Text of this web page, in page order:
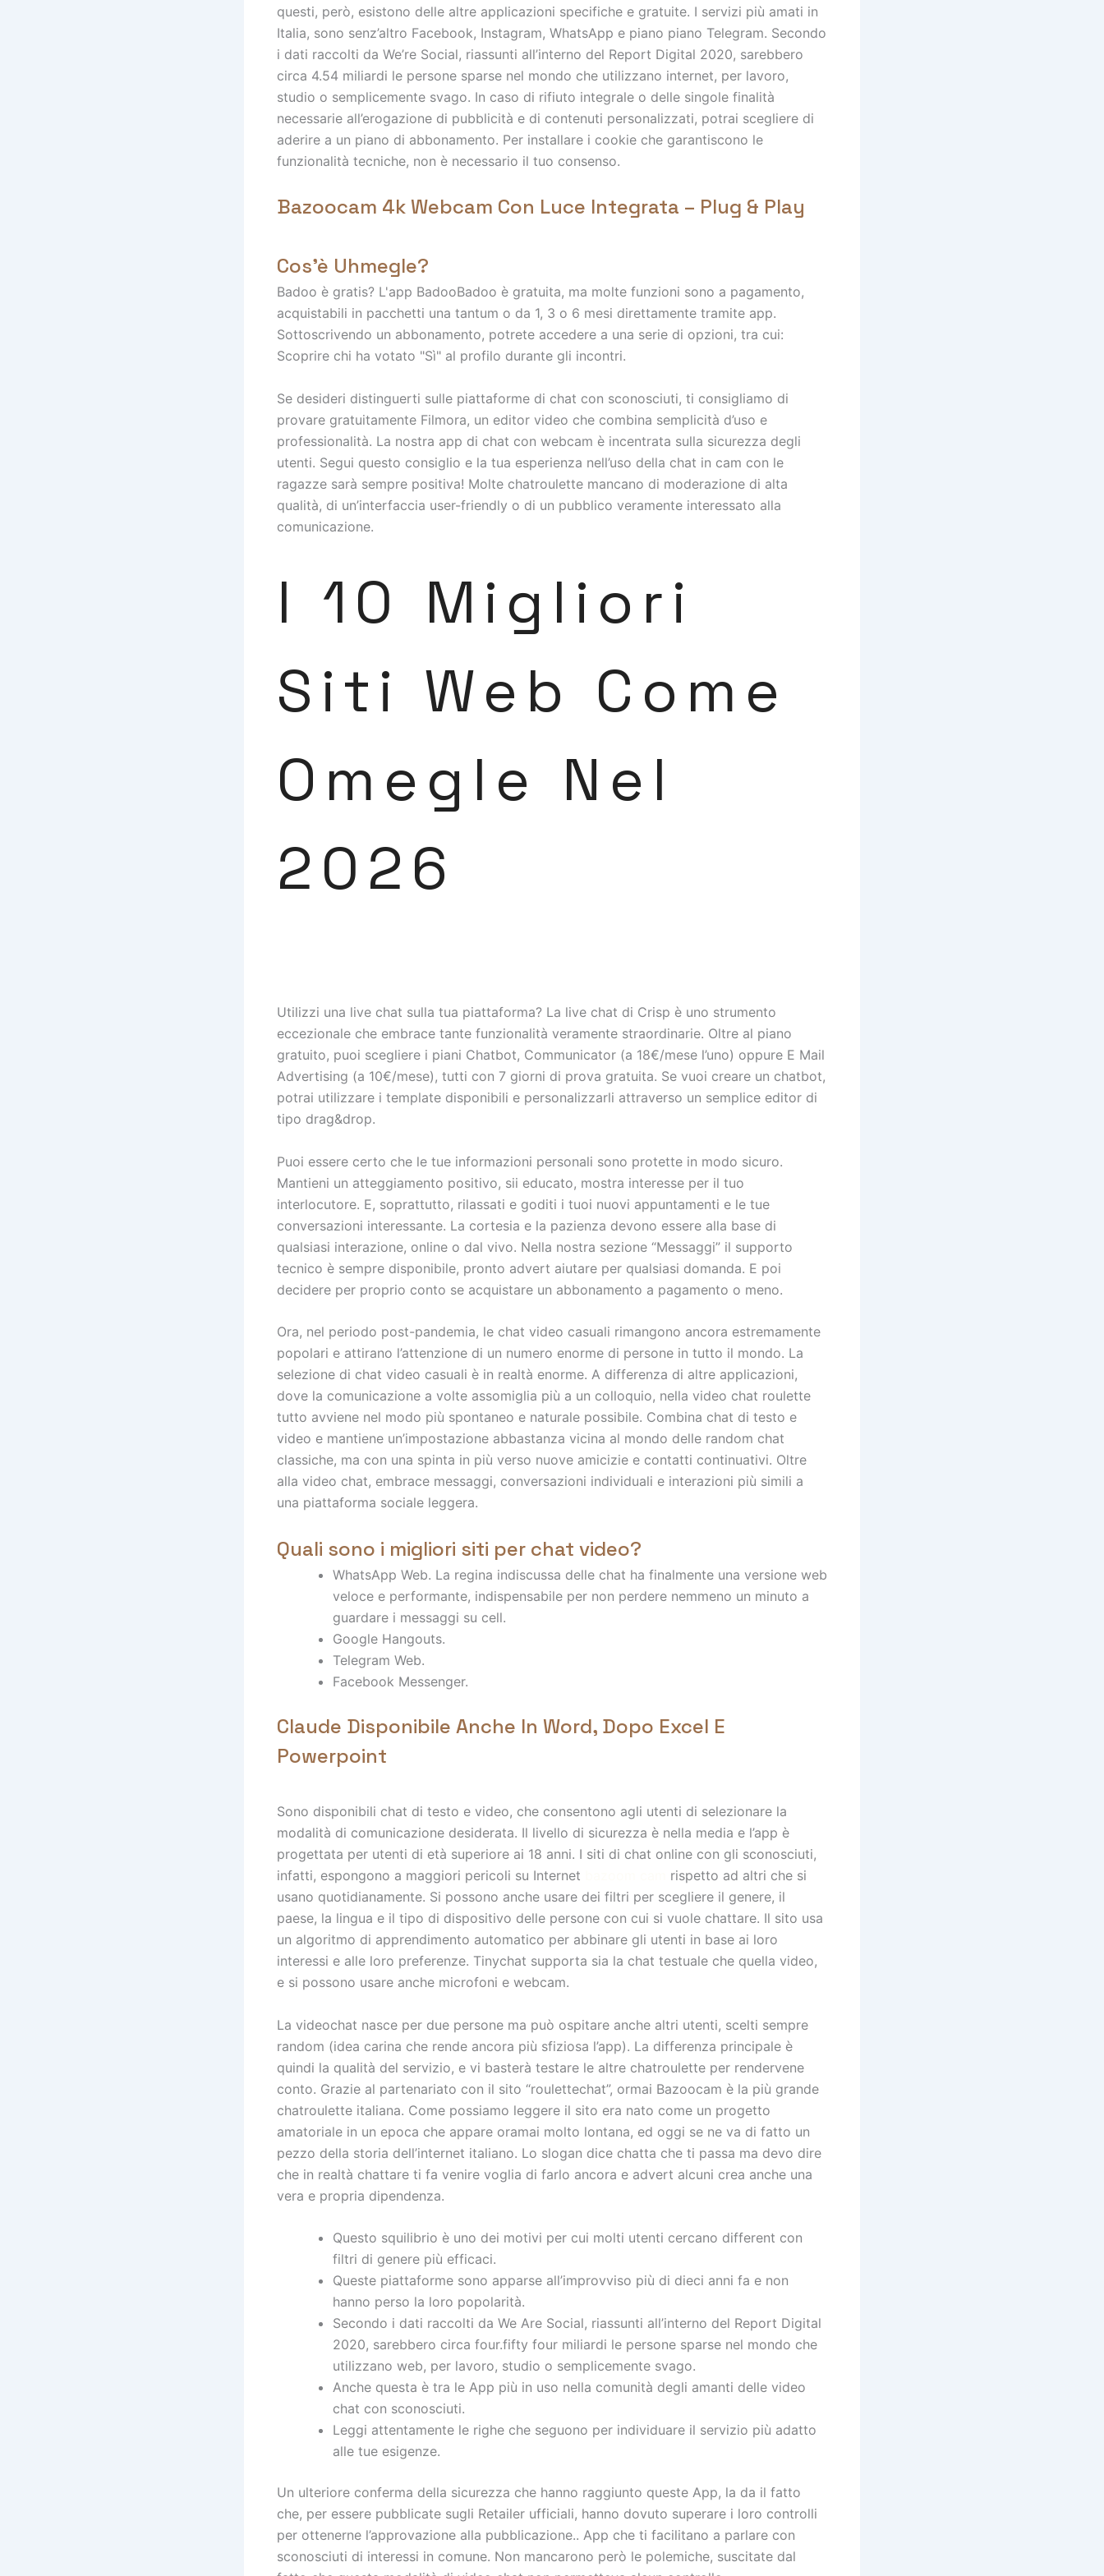
questi, però, esistono delle altre applicazioni specifiche e gratuite. I servizi più amati in
Italia, sono senz’altro Facebook, Instagram, WhatsApp e piano piano Telegram. Secondo
i dati raccolti da We’re Social, riassunti all’interno del Report Digital 2020, sarebbero
circa 4.54 miliardi le persone sparse nel mondo che utilizzano internet, per lavoro,
studio o semplicemente svago. In caso di rifiuto integrale o delle singole finalità
necessarie all’erogazione di pubblicità e di contenuti personalizzati, potrai scegliere di
aderire a un piano di abbonamento. Per installare i cookie che garantiscono le
funzionalità tecniche, non è necessario il tuo consenso.
Bazoocam 4k Webcam Con Luce Integrata – Plug & Play
Cos’è Uhmegle?
Badoo è gratis? L'app BadooBadoo è gratuita, ma molte funzioni sono a pagamento,
acquistabili in pacchetti una tantum o da 1, 3 o 6 mesi direttamente tramite app.
Sottoscrivendo un abbonamento, potrete accedere a una serie di opzioni, tra cui:
Scoprire chi ha votato "Sì" al profilo durante gli incontri.
Se desideri distinguerti sulle piattaforme di chat con sconosciuti, ti consigliamo di
provare gratuitamente Filmora, un editor video che combina semplicità d’uso e
professionalità. La nostra app di chat con webcam è incentrata sulla sicurezza degli
utenti. Segui questo consiglio e la tua esperienza nell’uso della chat in cam con le
ragazze sarà sempre positiva! Molte chatroulette mancano di moderazione di alta
qualità, di un’interfaccia user-friendly o di un pubblico veramente interessato alla
comunicazione.
I 10 Migliori
Siti Web Come
Omegle Nel
2026
Utilizzi una live chat sulla tua piattaforma? La live chat di Crisp è uno strumento
eccezionale che embrace tante funzionalità veramente straordinarie. Oltre al piano
gratuito, puoi scegliere i piani Chatbot, Communicator (a 18€/mese l’uno) oppure E Mail
Advertising (a 10€/mese), tutti con 7 giorni di prova gratuita. Se vuoi creare un chatbot,
potrai utilizzare i template disponibili e personalizzarli attraverso un semplice editor di
tipo drag&drop.
Puoi essere certo che le tue informazioni personali sono protette in modo sicuro.
Mantieni un atteggiamento positivo, sii educato, mostra interesse per il tuo
interlocutore. E, soprattutto, rilassati e goditi i tuoi nuovi appuntamenti e le tue
conversazioni interessante. La cortesia e la pazienza devono essere alla base di
qualsiasi interazione, online o dal vivo. Nella nostra sezione “Messaggi” il supporto
tecnico è sempre disponibile, pronto advert aiutare per qualsiasi domanda. E poi
decidere per proprio conto se acquistare un abbonamento a pagamento o meno.
Ora, nel periodo post-pandemia, le chat video casuali rimangono ancora estremamente
popolari e attirano l’attenzione di un numero enorme di persone in tutto il mondo. La
selezione di chat video casuali è in realtà enorme. A differenza di altre applicazioni,
dove la comunicazione a volte assomiglia più a un colloquio, nella video chat roulette
tutto avviene nel modo più spontaneo e naturale possibile. Combina chat di testo e
video e mantiene un’impostazione abbastanza vicina al mondo delle random chat
classiche, ma con una spinta in più verso nuove amicizie e contatti continuativi. Oltre
alla video chat, embrace messaggi, conversazioni individuali e interazioni più simili a
una piattaforma sociale leggera.
Quali sono i migliori siti per chat video?
WhatsApp Web. La regina indiscussa delle chat ha finalmente una versione web
veloce e performante, indispensabile per non perdere nemmeno un minuto a
guardare i messaggi su cell.
Google Hangouts.
Telegram Web.
Facebook Messenger.
Claude Disponibile Anche In Word, Dopo Excel E
Powerpoint
Sono disponibili chat di testo e video, che consentono agli utenti di selezionare la
modalità di comunicazione desiderata. Il livello di sicurezza è nella media e l’app è
progettata per utenti di età superiore ai 18 anni. I siti di chat online con gli sconosciuti,
infatti, espongono a maggiori pericoli su Internet
rispetto ad altri che si
usano quotidianamente. Si possono anche usare dei filtri per scegliere il genere, il
paese, la lingua e il tipo di dispositivo delle persone con cui si vuole chattare. Il sito usa
un algoritmo di apprendimento automatico per abbinare gli utenti in base ai loro
interessi e alle loro preferenze. Tinychat supporta sia la chat testuale che quella video,
e si possono usare anche microfoni e webcam.
La videochat nasce per due persone ma può ospitare anche altri utenti, scelti sempre
random (idea carina che rende ancora più sfiziosa l’app). La differenza principale è
quindi la qualità del servizio, e vi basterà testare le altre chatroulette per rendervene
conto. Grazie al partenariato con il sito “roulettechat”, ormai Bazoocam è la più grande
chatroulette italiana. Come possiamo leggere il sito era nato come un progetto
amatoriale in un epoca che appare oramai molto lontana, ed oggi se ne va di fatto un
pezzo della storia dell’internet italiano. Lo slogan dice chatta che ti passa ma devo dire
che in realtà chattare ti fa venire voglia di farlo ancora e advert alcuni crea anche una
vera e propria dipendenza.
Questo squilibrio è uno dei motivi per cui molti utenti cercano different con
filtri di genere più efficaci.
Queste piattaforme sono apparse all’improvviso più di dieci anni fa e non
hanno perso la loro popolarità.
Secondo i dati raccolti da We Are Social, riassunti all’interno del Report Digital
2020, sarebbero circa four.fifty four miliardi le persone sparse nel mondo che
utilizzano web, per lavoro, studio o semplicemente svago.
Anche questa è tra le App più in uso nella comunità degli amanti delle video
chat con sconosciuti.
Leggi attentamente le righe che seguono per individuare il servizio più adatto
alle tue esigenze.
Un ulteriore conferma della sicurezza che hanno raggiunto queste App, la da il fatto
che, per essere pubblicate sugli Retailer ufficiali, hanno dovuto superare i loro controlli
per ottenerne l’approvazione alla pubblicazione.. App che ti facilitano a parlare con
sconosciuti di interessi in comune. Non mancarono però le polemiche, suscitate dal